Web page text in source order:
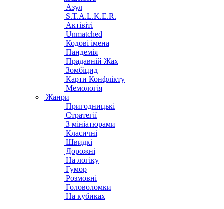
Азул
S.T.A.L.K.E.R.
Актівіті
Unmatched
Кодові імена
Пандемія
Прадавній Жах
Зомбіцид
Карти Конфлікту
Мемологія
Жанри
Пригодницькі
Стратегії
З мініатюрами
Класичні
Швидкі
Дорожні
На логіку
Гумор
Розмовні
Головоломки
На кубиках